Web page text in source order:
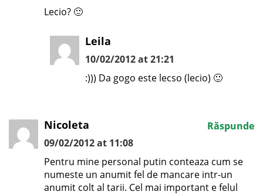
Lecio? 🙂
Leila
10/02/2012 at 21:21
:))) Da gogo este lecso (lecio) 🙂
Nicoleta
09/02/2012 at 11:08
Pentru mine personal putin conteaza cum se
numeste un anumit fel de mancare intr-un
anumit colt al tarii. Cel mai important e felul
Răspunde